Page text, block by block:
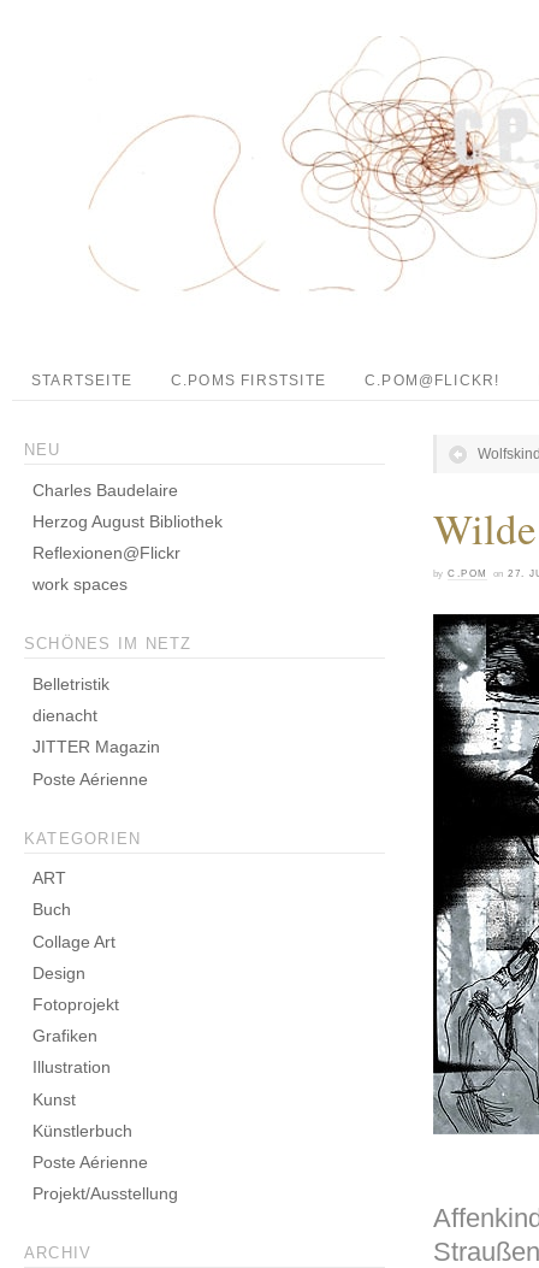
STARTSEITE C.POMS FIRSTSITE C.POM@FLICKR!
by C.POM on 27.
NEU
Charles Baudelaire
Herzog August Bibliothek
Reflexionen@Flickr
work spaces
SCHÖNES IM NETZ
Belletristik
dienacht
JITTER Magazin
Poste Aérienne
KATEGORIEN
ART
Buch
Collage Art
Design
Fotoprojekt
Grafiken
Illustration
Kunst
Künstlerbuch
Poste Aérienne
Projekt/Ausstellung
ARCHIV